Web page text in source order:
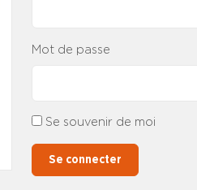
Mot de passe
Se souvenir de moi
Se connecter